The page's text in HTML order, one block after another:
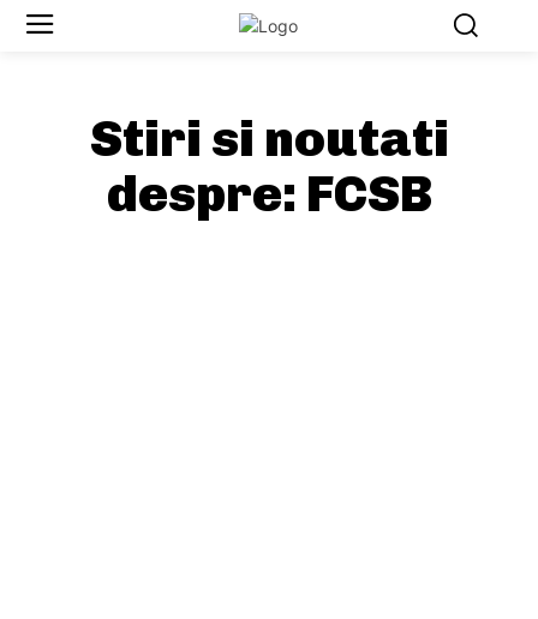
Stiri si noutati
despre: FCSB